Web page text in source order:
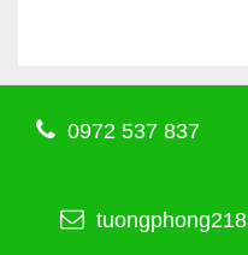
0972 537 837